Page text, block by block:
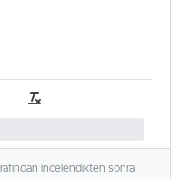
incelendikten sonra